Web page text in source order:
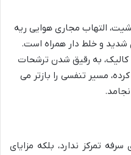
التهاب مجاری هوایی ریه
و خلط دار همراه است.
کالیک، به رقیق شدن ترشحات
مسیر تنفسی را بازتر می
تمرکز ندارد، بلکه مزایای